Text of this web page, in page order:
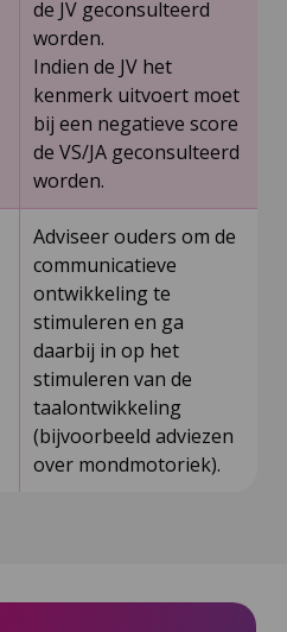
de JV geconsulteerd
worden.
Indien de JV het
kenmerk uitvoert moet
bij een negatieve score
de VS/JA geconsulteerd
worden.
Adviseer ouders om de
communicatieve
ontwikkeling te
stimuleren en ga
daarbij in op het
stimuleren van de
taalontwikkeling
(bijvoorbeeld adviezen
over mondmotoriek).